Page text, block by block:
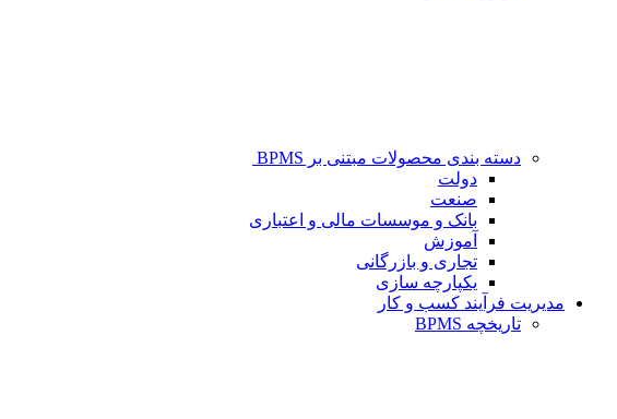
دسته بندی محصولات مبتنی بر BPMS
دولت
صنعت
بانک و موسسات مالی و اعتباری
آموزش
تجاری و بازرگانی
یکپارچه سازی
مدیریت فرآیند کسب و کار
تاریخچه BPMS